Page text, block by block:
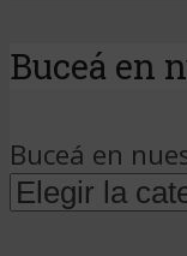
Buceá en
Buceá en